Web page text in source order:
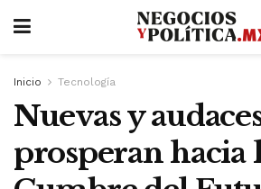
Inicio Tecnología
Nuevas y
prosperan hacia